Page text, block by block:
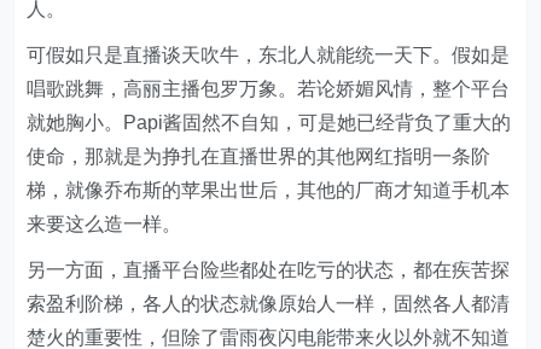
人。
可假如只是直播谈天吹牛，东北人就能统一天下。假如是
唱歌跳舞，高丽主播包罗万象。若论娇媚风情，整个平台
就她胸小。Papi酱固然不自知，可是她已经背负了重大的
使命，那就是为挣扎在直播世界的其他网红指明一条阶
梯，就像乔布斯的苹果出世后，其他的厂商才知道手机本
来要这么造一样。
另一方面，直播平台险些都处在吃亏的状态，都在疾苦探
索盈利阶梯，各人的状态就像原始人一样，固然各人都清
楚火的重要性，但除了雷雨夜闪电能带来火以外就不知道